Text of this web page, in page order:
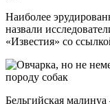
Наиболее
назвали
«Известия» со
Бельгийская